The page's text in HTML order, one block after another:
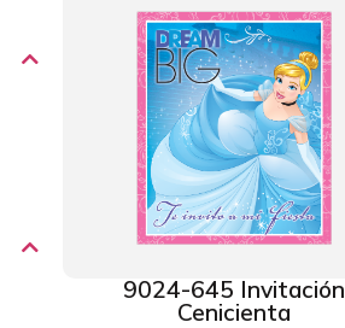
9024-645 Invitación
Cenicienta